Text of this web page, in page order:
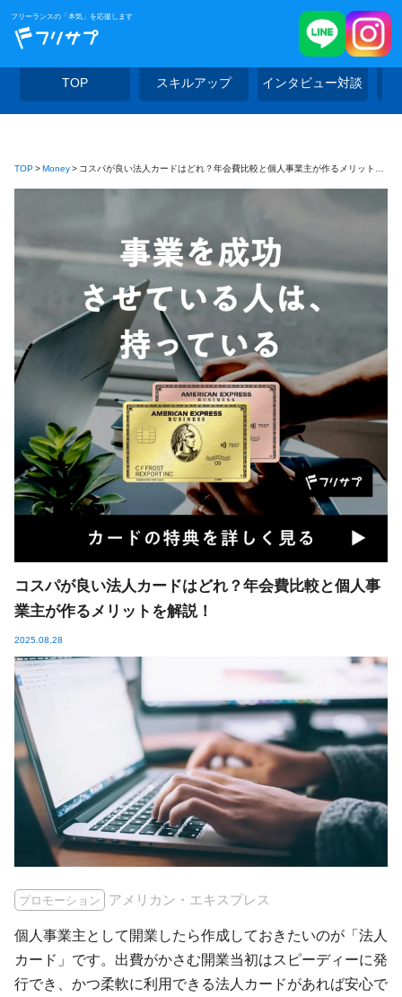
フリーランスの「本気」を応援します
TOP スキルアップ インタビュー対談
TOP Money コスパが良い法人カードはどれ？年会費比較と個人事業主が作るメリットを解説！
コスパが良い法人カードはどれ？年会費比較と個人事
業主が作るメリットを解説！
2025.08.28
プロモーション アメリカン・エキスプレス
個人事業主として開業したら作成しておきたいのが「法人
カード」です。出費がかさむ開業当初はスピーディーに発
行でき、かつ柔軟に利用できる法人カードがあれば安心で